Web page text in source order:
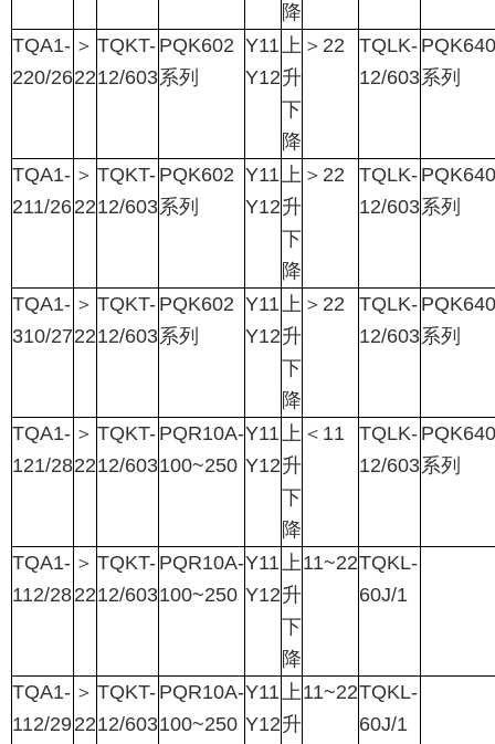
降
TQA1-
220/26
＞
22
TQKT-
12/603
PQK602
系列
Y11
Y12
上
升
下
降
＞ 22
TQLK-
12/603系列
TQA1-
211/26
＞
22
TQKT-
12/603
PQK602
系列
Y11
Y12
上
升
下
降
＞ 22
TQLK-
12/603系列
TQA1-
310/27
＞
22
TQKT-
12/603
PQK602
系列
Y11
Y12
上
升
下
降
＞ 22
TQLK-
12/603系列
TQA1-
121/28
＞
22
TQKT-
12/603
PQR10A-
100~250
Y11
Y12
上
升
下
降
＜ 11
TQLK-
12/603系列
TQA1-
112/28
＞
22
TQKT-
12/603
PQR10A-
100~250
Y11
Y12
上
升
下
降
11~22TQKL-
60J/1
TQA1-
112/29
＞
22
TQKT-
12/603
PQR10A-
100~250
Y11
Y12
上
升
11~22TQKL-
60J/1